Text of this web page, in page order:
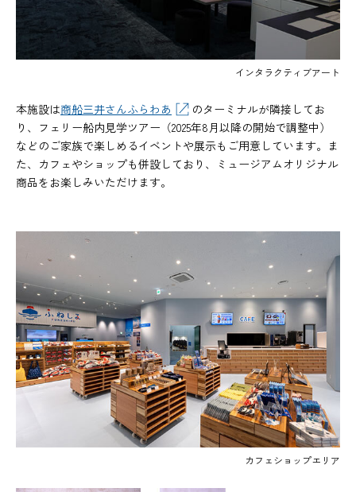
インタラクティブアート
本施設は商船三井さんふらわあ
のターミナルが隣接してお
り、フェリー船内見学ツアー（2025年8月以降の開始で調整中）
などのご家族で楽しめるイベントや展示もご用意しています。ま
た、カフェやショップも併設しており、ミュージアムオリジナル
商品をお楽しみいただけます。
カフェショップエリア